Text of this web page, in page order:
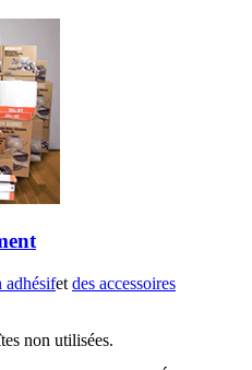
adhésifet des accessoires
non utilisées.